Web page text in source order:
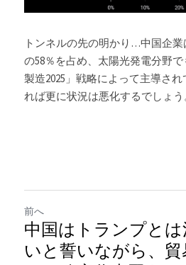
トンネルの先の明かり…中国企
の58％を占め、太陽光発電分野
製造2025」戦略によって主導さ
れば更に状況は悪化するでしょう
前へ
中国はトランプと
いと誓いながら、